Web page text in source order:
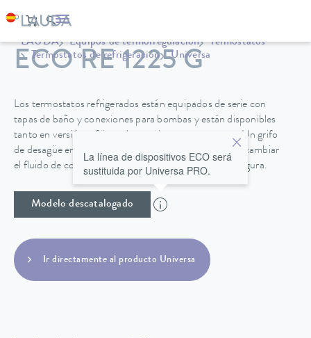
LAUDA Equipos de termorregulación
Termostatos
Termostatos de refrigeración
Universa
ECO RE 1225 G
Los termostatos refrigerados están equipados de serie con
tapas de baño y conexiones para bombas y están disponibles
tanto en versión refrigerada por aire como por agua. Un grifo
de desagüe en la parte posterior de la unidad permite cambiar
el fluido de control de temperatura de forma fácil y segura.
Modelo descatalogado
La línea de dispositivos ECO será
sustituida por Universa PRO.
Ir directamente al producto Universa